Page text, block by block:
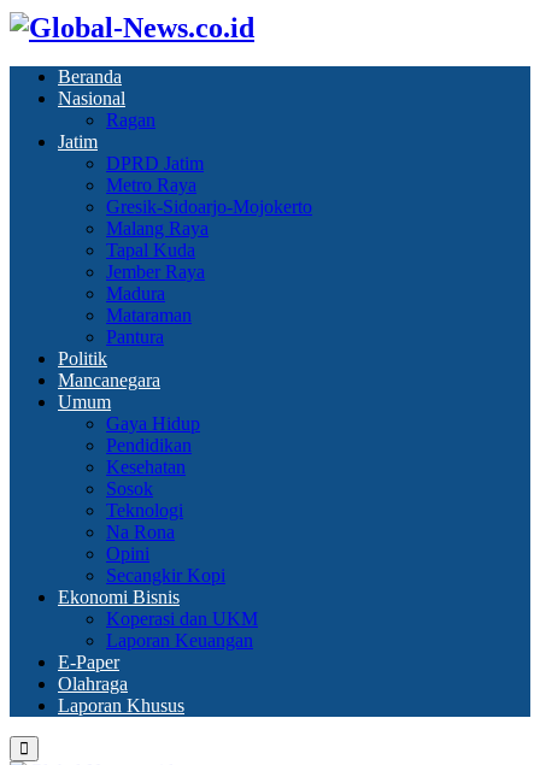
Beranda
Nasional
Ragan
Jatim
DPRD Jatim
Metro Raya
Gresik-Sidoarjo-Mojokerto
Malang Raya
Tapal Kuda
Jember Raya
Madura
Mataraman
Pantura
Politik
Mancanegara
Umum
Gaya Hidup
Pendidikan
Kesehatan
Sosok
Teknologi
Na Rona
Opini
Secangkir Kopi
Ekonomi Bisnis
Koperasi dan UKM
Laporan Keuangan
E-Paper
Olahraga
Laporan Khusus
Primary